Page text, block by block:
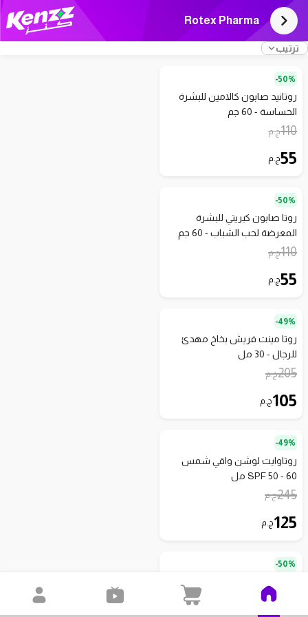
Rotex Pharma
ترتيب
50%-
روتانيد صابون كالامين للبشرة
الحساسة - 60 جم
110ج.م
55ج.م
50%-
روتا صابون كبريتي للبشرة
المعرضة لحب الشباب - 60 جم
110ج.م
55ج.م
49%-
روتا مينت فريش بخاخ مهدئ
للرجال - 30 مل
205ج.م
105ج.م
49%-
روتاوايت لوشن واقي شمس
SPF 50 - 60 مل
245ج.م
125ج.م
50%-
ج.م